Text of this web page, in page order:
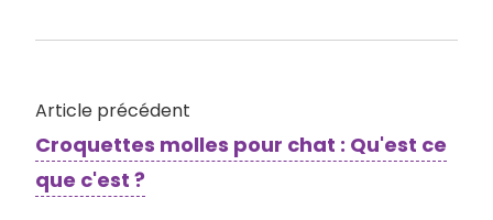
Article précédent
Croquettes molles pour chat : Qu'est ce
que c'est ?